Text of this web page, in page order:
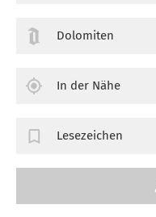
Dolomiten
In der Nähe
Lesezeichen